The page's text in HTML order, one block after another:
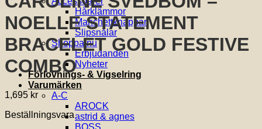
Hårklämmor
Manchettknappar
Slipsnålar
Shoppa nu
Erbjudanden
Nyheter
Förlovnings- & Vigselring
Varumärken
A-C
AROCK
astrid & agnes
BOSS
NOELLE STATEMENT
BRACELET GOLD FESTIVE
COMBO
1,695 kr
Beställningsvara